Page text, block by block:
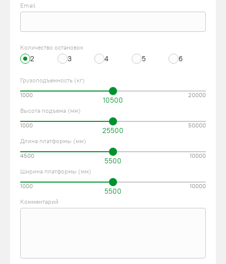
Email
Количество остановок
2 3 4 5 6
Грузоподъемность (кг)
10500
1000 20000
Высота подъема (мм)
25500
1000 50000
Длина платформы (мм)
5500
4500 10000
Ширина платформы (мм)
5500
1000 10000
Комментарий